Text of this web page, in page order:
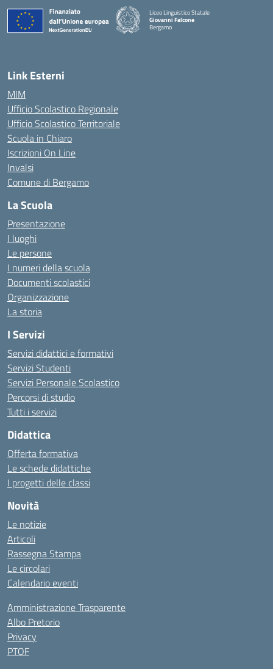
Liceo Linguistico Statale
Giovanni Falcone
Bergamo
— Visita la pagina iniziale della scuola
Link Esterni
MIM
Ufficio Scolastico Regionale
Ufficio Scolastico Territoriale
Scuola in Chiaro
Iscrizioni On Line
Invalsi
Comune di Bergamo
La Scuola
Presentazione
I luoghi
Le persone
I numeri della scuola
Documenti scolastici
Organizzazione
La storia
I Servizi
Servizi didattici e formativi
Servizi Studenti
Servizi Personale Scolastico
Percorsi di studio
Tutti i servizi
Didattica
Offerta formativa
Le schede didattiche
I progetti delle classi
Novità
Le notizie
Articoli
Rassegna Stampa
Le circolari
Calendario eventi
Amministrazione Trasparente
Albo Pretorio
Privacy
PTOF